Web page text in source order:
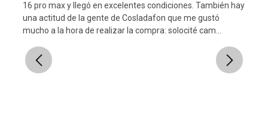
Previous
16 pro max y llegó en excelentes condiciones. También hay
una actitud de la gente de Cosladafon que me gustó
mucho a la hora de realizar la compra: solocité cam...
Next